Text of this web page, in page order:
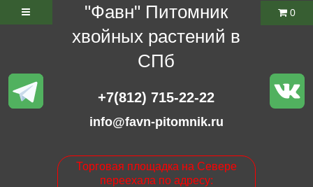
"Фавн" Питомник
хвойных растений в
СПб
+7(812) 715-22-22
info@favn-pitomnik.ru
Торговая площадка на Севере
переехала по адресу:
0